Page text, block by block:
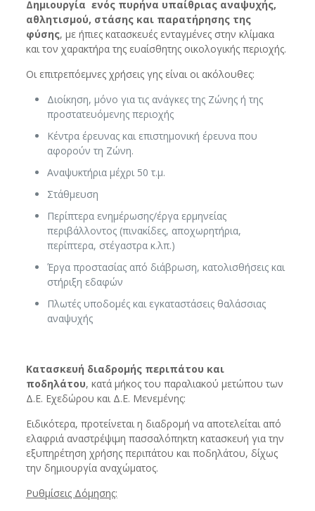
Δημιουργία ενός πυρήνα υπαίθριας αναψυχής,
αθλητισμού, στάσης και παρατήρησης της
φύσης, με ήπιες κατασκευές ενταγμένες στην κλίμακα
και τον χαρακτήρα της ευαίσθητης οικολογικής περιοχής.
Οι επιτρεπόεμνες χρήσεις γης είναι οι ακόλουθες:
Διοίκηση, μόνο για τις ανάγκες της Ζώνης ή της
προστατευόμενης περιοχής
Κέντρα έρευνας και επιστημονική έρευνα που
αφορούν τη Ζώνη.
Αναψυκτήρια μέχρι 50 τ.μ.
Στάθμευση
Περίπτερα ενημέρωσης/έργα ερμηνείας
περιβάλλοντος (πινακίδες, αποχωρητήρια,
περίπτερα, στέγαστρα κ.λπ.)
Έργα προστασίας από διάβρωση, κατολισθήσεις και
στήριξη εδαφών
Πλωτές υποδομές και εγκαταστάσεις θαλάσσιας
αναψυχής
Κατασκευή διαδρομής περιπάτου και
ποδηλάτου, κατά μήκος του παραλιακού μετώπου των
Δ.Ε. Εχεδώρου και Δ.Ε. Μενεμένης:
Ειδικότερα, προτείνεται η διαδρομή να αποτελείται από
ελαφριά αναστρέψιμη πασσαλόπηκτη κατασκευή για την
εξυπηρέτηση χρήσης περιπάτου και ποδηλάτου, δίχως
την δημιουργία αναχώματος.
Ρυθμίσεις Δόμησης: